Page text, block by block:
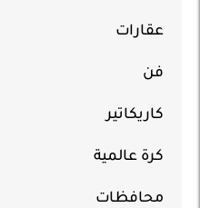
عقارات
فن
كاريكاتير
كرة عالمية
محافظات